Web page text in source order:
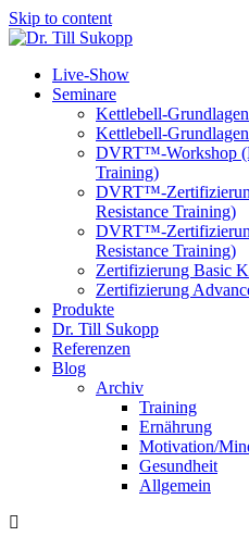
Skip to content
Live-Show
Seminare
Kettlebell-
Kettlebell-
DVRT™-Workshop
Training)
DVRT™-
Resistance Training)
DVRT™-
Resistance Training)
Zertifizierung Basic
Zertifizierung
Produkte
Dr. Till Sukopp
Referenzen
Blog
Archiv
Training
Ernährung
Motivation/
Gesundheit
Allgemein